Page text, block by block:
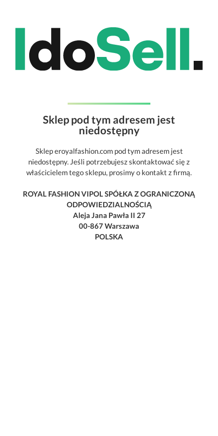
Sklep pod tym adresem jest
niedostępny
Sklep eroyalfashion.com pod tym adresem jest
niedostępny. Jeśli potrzebujesz skontaktować się z
właścicielem tego sklepu, prosimy o kontakt z firmą.
ROYAL FASHION VIPOL SPÓŁKA Z OGRANICZONĄ
ODPOWIEDZIALNOŚCIĄ
Aleja Jana Pawła II 27
00-867 Warszawa
POLSKA